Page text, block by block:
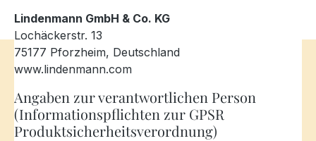
Lindenmann GmbH & Co. KG
Lochäckerstr. 13
75177 Pforzheim, Deutschland
www.lindenmann.com
Angaben zur verantwortlichen Person
(Informationspflichten zur GPSR
Produktsicherheitsverordnung)